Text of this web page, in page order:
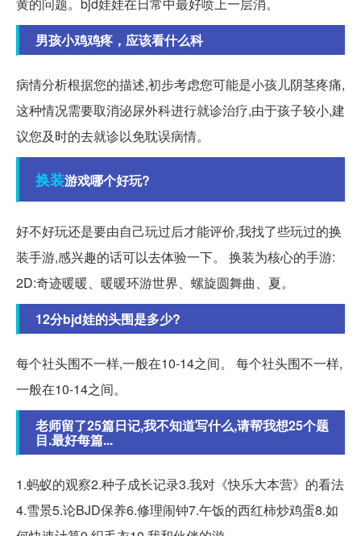
男孩小鸡鸡疼，应该看什么科
病情分析根据您的描述,初步考虑您可能是小孩儿阴茎疼痛,
这种情况需要取消泌尿外科进行就诊治疗,由于孩子较小,建
议您及时的去就诊以免耽误病情。
换装游戏哪个好玩?
好不好玩还是要由自己玩过后才能评价,我找了些玩过的换
装手游,感兴趣的话可以去体验一下。 换装为核心的手游:
2D:奇迹暖暖、暖暖环游世界、螺旋圆舞曲、夏。
12分bjd娃的头围是多少?
每个社头围不一样,一般在10-14之间。 每个社头围不一样,
一般在10-14之间。
老师留了25篇日记,我不知道写什么,请帮我想25个题
目.最好每篇...
1.蚂蚁的观察2.种子成长记录3.我对《快乐大本营》的看法
4.雪景5.论BJD保养6.修理闹钟7.午饭的西红柿炒鸡蛋8.如